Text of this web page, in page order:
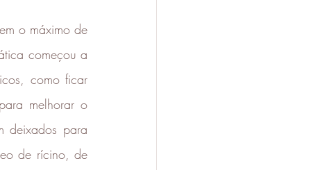
o máximo de
começou a
como ficar
melhorar o
deixados para
de rícino, de